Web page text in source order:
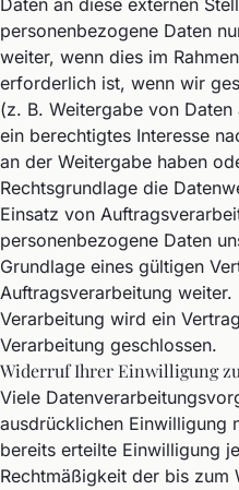
Daten an diese externen
personenbezogene Daten
weiter, wenn dies im
erforderlich ist, wenn wir
(z. B. Weitergabe von
ein berechtigtes Interesse
an der Weitergabe haben
Rechtsgrundlage die
Einsatz von
personenbezogene Daten
Grundlage eines gültigen
Auftragsverarbeitung weiter.
Verarbeitung wird ein
Verarbeitung geschlossen.
Widerruf Ihrer Einwilligung
Viele
ausdrücklichen Einwilligung
bereits erteilte Einwilligung
Rechtmäßigkeit der bis